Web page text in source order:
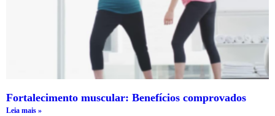
Fortalecimento muscular: Benefícios comprovados
Leia mais »